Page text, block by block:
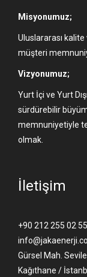
Misyonumuz;
Uluslararası
müşteri
Vizyonumuz;
Yurt İçi ve Yurt
sürdürebilir
memnuniyetiyle
olmak.
İletişim
+90 212 255 02 55
Gürsel Mah.
Kağıthane /